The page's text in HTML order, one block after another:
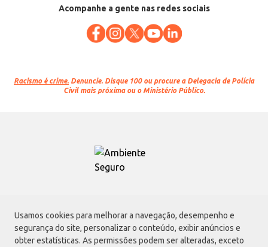
Usamos cookies para melhorar a navegação, desempenho e
segurança do site, personalizar o conteúdo, exibir anúncios e
obter estatísticas. As permissões podem ser alteradas, exceto
Acompanhe a gente nas redes sociais
Racismo é crime. Denuncie. Disque 100 ou procure a Delegacia de Polícia
Civil mais próxima ou o Ministério Público.
Atacadão S.A.
Avenida Morvan Dias de Figueiredo, 6169, Vila Maria, São Paulo - SP | CEP
02170-901 | CNPJ: 75.315.333/0001-09